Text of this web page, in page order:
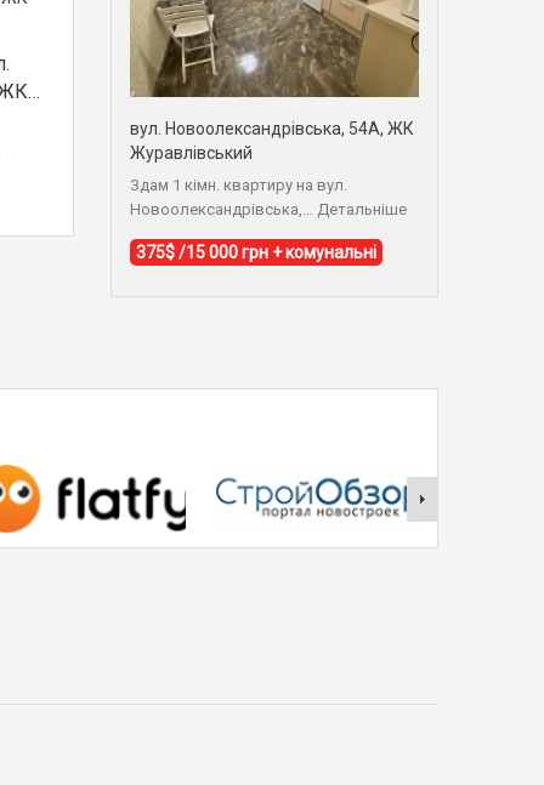
ЖК…
вул. Новоолександрівська, 54А, ЖК
Журавлівський
Здам 1 кімн. квартиру на вул.
Новоолександрівська,…
Детальніше
375$ /15 000 грн + комунальні